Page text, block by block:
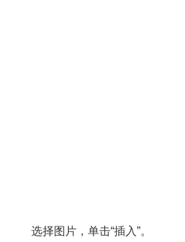
选择图片，单击“插入”。